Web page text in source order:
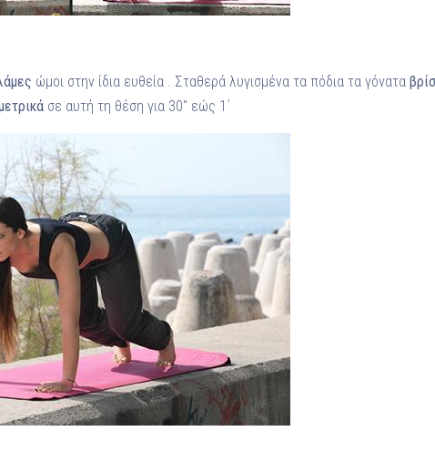
ώμοι στην ίδια ευθεία . Σταθερά λυγισμένα τα πόδια τα γόνατα
σε αυτή τη θέση για 30″ εώς 1΄